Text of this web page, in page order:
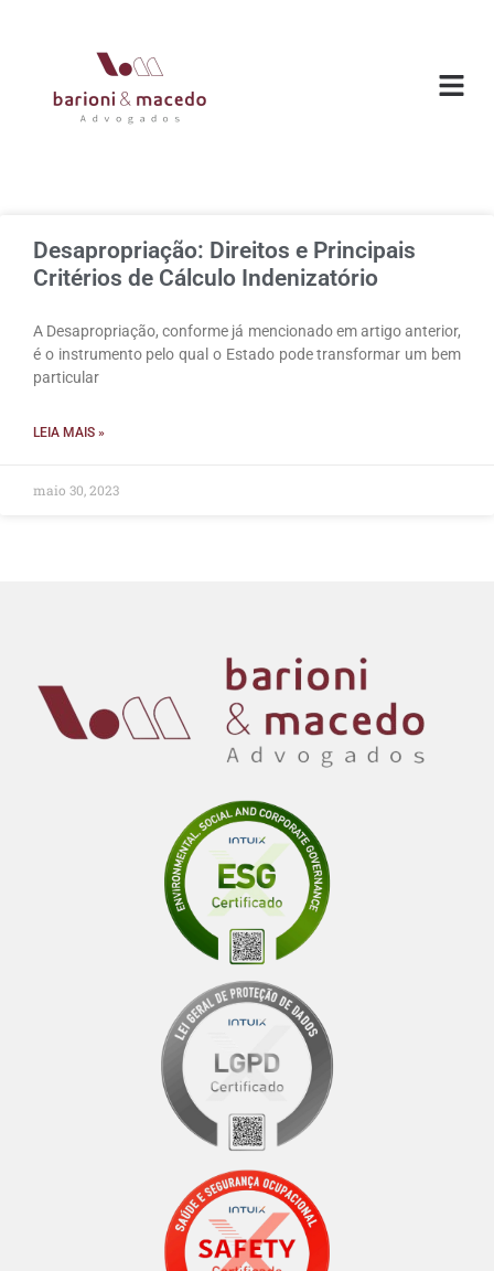
Desapropriação: Direitos e Principais
Critérios de Cálculo Indenizatório
A Desapropriação, conforme já mencionado em artigo anterior,
é o instrumento pelo qual o Estado pode transformar um bem
particular
LEIA MAIS »
maio 30, 2023